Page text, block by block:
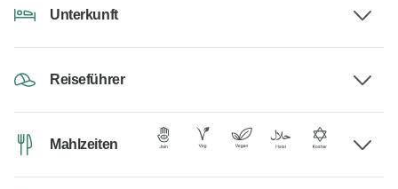
Unterkunft
Reiseführer
Mahlzeiten